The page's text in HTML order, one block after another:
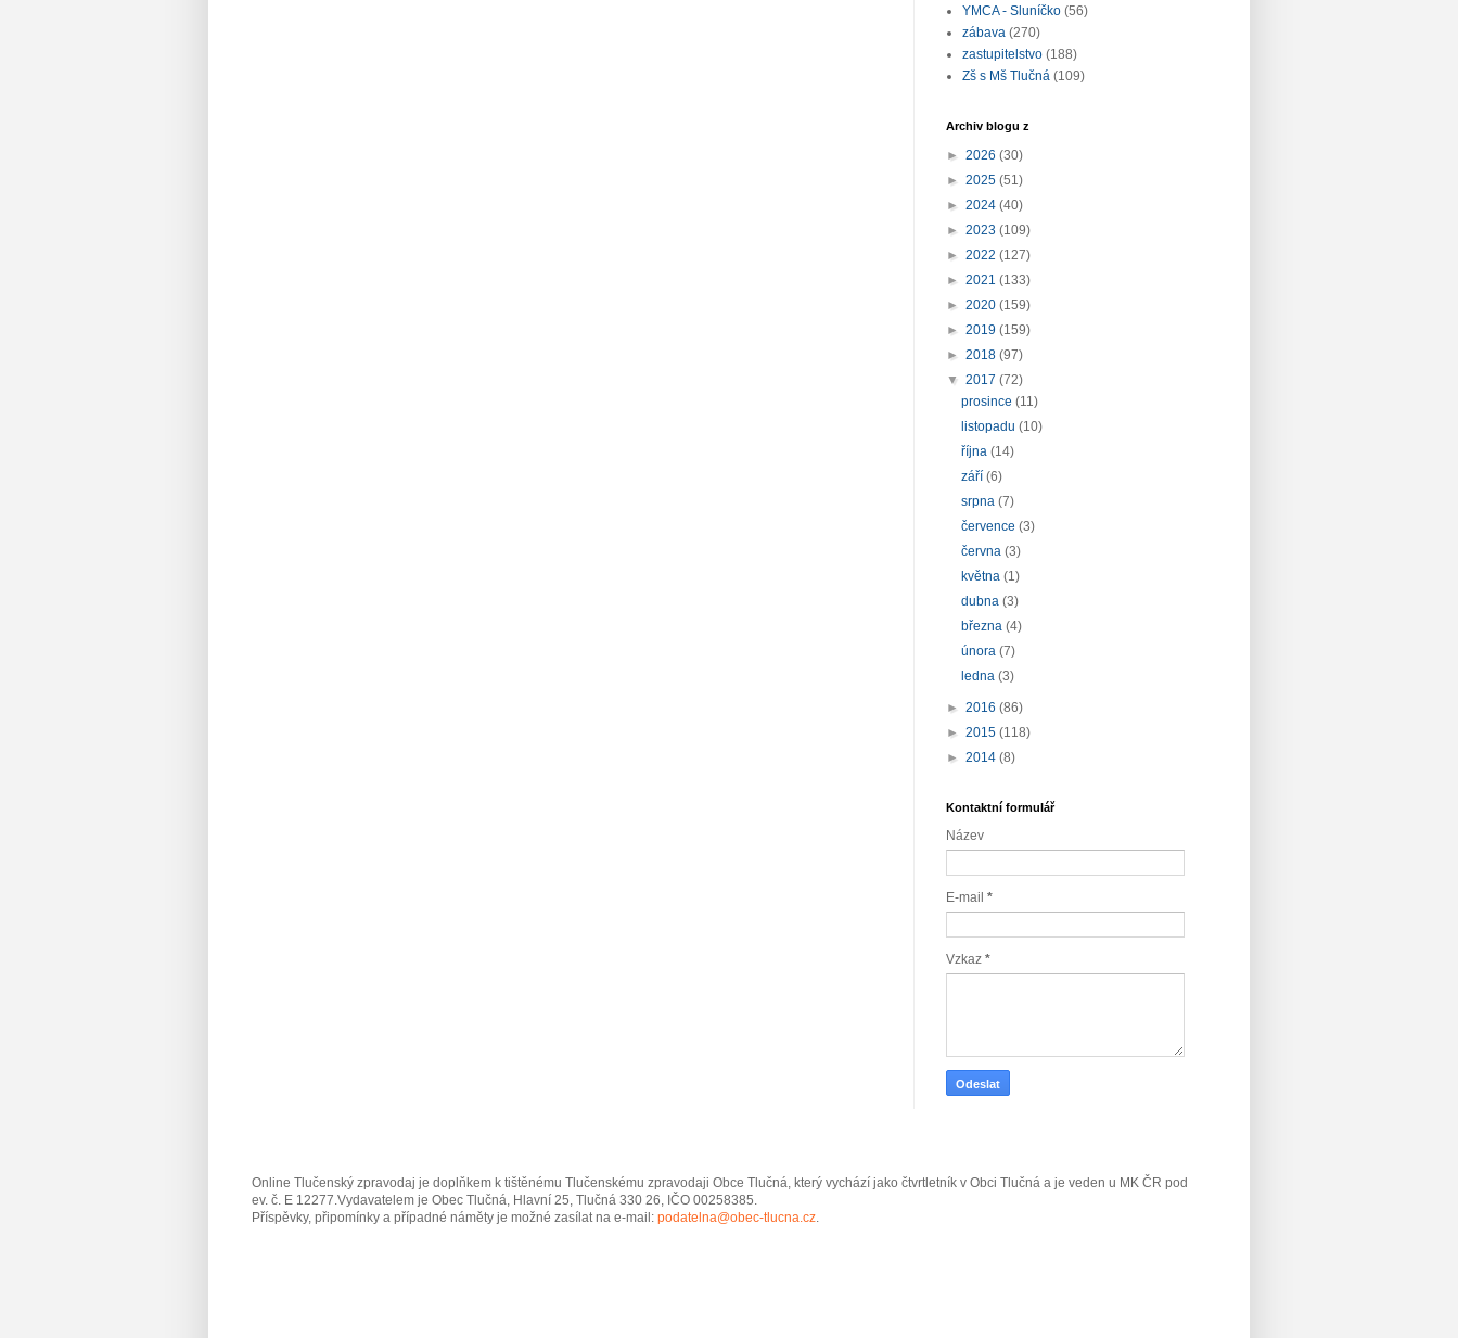
YMCA - Sluníčko (56)
zábava (270)
zastupitelstvo (188)
Zš s Mš Tlučná (109)
Archiv blogu z
► 2026 (30)
► 2025 (51)
► 2024 (40)
► 2023 (109)
► 2022 (127)
► 2021 (133)
► 2020 (159)
► 2019 (159)
► 2018 (97)
▼ 2017 (72)
prosince(11)
listopadu(10)
října(14)
září(6)
srpna(7)
července(3)
června(3)
května(1)
dubna(3)
března(4)
února(7)
ledna(3)
► 2016 (86)
► 2015 (118)
► 2014 (8)
Kontaktní formulář
Název
E-mail *
Vzkaz *
Online Tlučenský zpravodaj je doplňkem k tištěnému Tlučenskému zpravodaji Obce Tlučná, který vychází jako čtvrtletník v Obci Tlučná a je veden u MK ČR pod
ev. č. E 12277.Vydavatelem je Obec Tlučná, Hlavní 25, Tlučná 330 26, IČO 00258385.
Příspěvky, připomínky a případné náměty je možné zasílat na e-mail: podatelna@obec-tlucna.cz.